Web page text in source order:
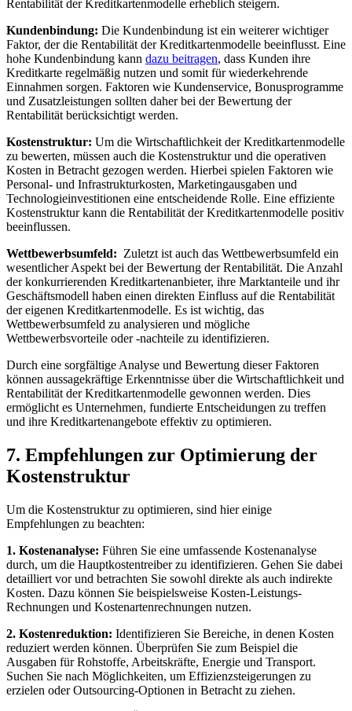
Rentabilität der Kreditkartenmodelle erheblich steigern.
Kundenbindung: ⁤Die Kundenbindung ist ein weiterer wichtiger
Faktor, der die⁢ Rentabilität⁢ der Kreditkartenmodelle beeinflusst. Eine⁣
hohe ‌Kundenbindung kann dazu beitragen, dass Kunden ihre
Kreditkarte ‍regelmäßig ⁢nutzen‌ und somit ⁤für wiederkehrende⁢
Einnahmen sorgen. Faktoren wie ⁣Kundenservice, Bonusprogramme
​und Zusatzleistungen sollten daher bei​ der Bewertung⁣ der​
Rentabilität berücksichtigt werden.
Kostenstruktur: Um die ⁢Wirtschaftlichkeit der Kreditkartenmodelle
zu bewerten, müssen auch die Kostenstruktur und⁢ die ​operativen
‌Kosten in Betracht gezogen werden. Hierbei spielen Faktoren wie⁣
Personal- und Infrastrukturkosten, ⁣Marketingausgaben und
Technologieinvestitionen eine entscheidende Rolle.‍ Eine effiziente
Kostenstruktur kann ‌die ⁢Rentabilität der‍ Kreditkartenmodelle positiv
‍beeinflussen.
Wettbewerbsumfeld: ⁢ Zuletzt ist auch das⁢ Wettbewerbsumfeld ein
wesentlicher Aspekt bei der⁣ Bewertung⁢ der ​Rentabilität. Die Anzahl
⁢der​ konkurrierenden Kreditkartenanbieter, ihre‍ Marktanteile ⁤und ihr ​
Geschäftsmodell haben ⁣einen direkten ⁢Einfluss auf die Rentabilität
der ‍eigenen ‍Kreditkartenmodelle. Es ist wichtig, das ​
Wettbewerbsumfeld⁣ zu analysieren und mögliche
Wettbewerbsvorteile ⁣oder -nachteile zu identifizieren.
Durch ⁣eine sorgfältige Analyse⁣ und Bewertung dieser Faktoren
können ⁢aussagekräftige ⁢Erkenntnisse über die⁢ Wirtschaftlichkeit⁢ und
Rentabilität der Kreditkartenmodelle gewonnen ​werden. Dies
ermöglicht es ‍Unternehmen, fundierte Entscheidungen⁤ zu treffen
‌und ihre Kreditkartenangebote‍ effektiv zu optimieren.
7. Empfehlungen zur Optimierung der
Kostenstruktur
Um die ⁣Kostenstruktur zu optimieren, sind ⁣hier einige
Empfehlungen zu beachten:
1. ‌Kostenanalyse: Führen Sie eine‍ umfassende‌ Kostenanalyse
durch, um die‌ Hauptkostentreiber zu identifizieren. Gehen Sie dabei
detailliert vor und​ betrachten ‍Sie sowohl direkte ⁢als ⁣auch⁤ indirekte
Kosten. Dazu⁣ können ​Sie beispielsweise Kosten-Leistungs-
Rechnungen und Kostenartenrechnungen nutzen.
2. Kostenreduktion: Identifizieren Sie Bereiche, in denen Kosten
reduziert werden können. ‍Überprüfen Sie zum​ Beispiel die‌
Ausgaben für Rohstoffe, Arbeitskräfte,⁢ Energie und Transport.
Suchen⁢ Sie ⁣nach⁤ Möglichkeiten, um Effizienzsteigerungen zu
⁢erzielen oder Outsourcing-Optionen in Betracht zu ziehen.